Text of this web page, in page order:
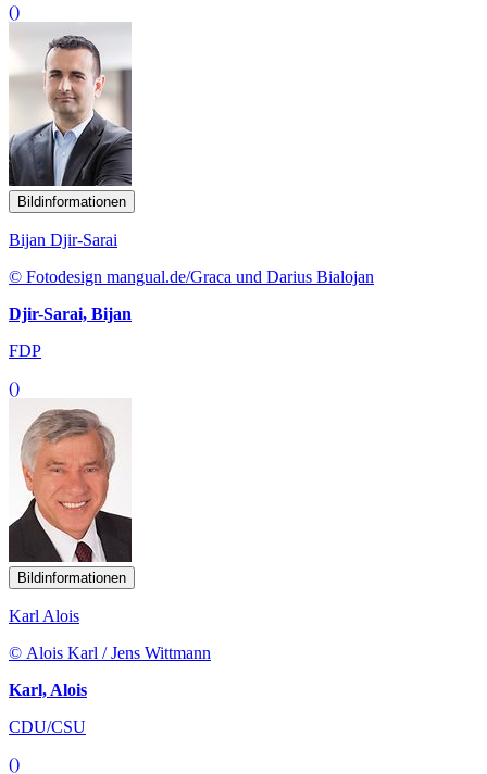
()
Bildinformationen
Bijan Djir-Sarai
© Fotodesign mangual.de/Graca und Darius Bialojan
Djir-Sarai, Bijan
FDP
()
Bildinformationen
Karl Alois
© Alois Karl / Jens Wittmann
Karl, Alois
CDU/CSU
()